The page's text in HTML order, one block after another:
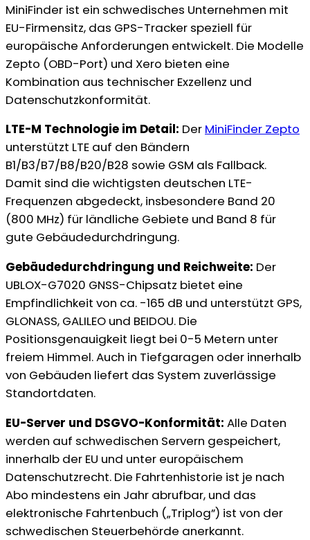
MiniFinder ist ein schwedisches Unternehmen mit
EU-Firmensitz, das GPS-Tracker speziell für
europäische Anforderungen entwickelt. Die Modelle
Zepto (OBD-Port) und Xero bieten eine
Kombination aus technischer Exzellenz und
Datenschutzkonformität.
LTE-M Technologie im Detail: Der MiniFinder Zepto
unterstützt LTE auf den Bändern
B1/B3/B7/B8/B20/B28 sowie GSM als Fallback.
Damit sind die wichtigsten deutschen LTE-
Frequenzen abgedeckt, insbesondere Band 20
(800 MHz) für ländliche Gebiete und Band 8 für
gute Gebäudedurchdringung.
Gebäudedurchdringung und Reichweite: Der
UBLOX-G7020 GNSS-Chipsatz bietet eine
Empfindlichkeit von ca. -165 dB und unterstützt GPS,
GLONASS, GALILEO und BEIDOU. Die
Positionsgenauigkeit liegt bei 0-5 Metern unter
freiem Himmel. Auch in Tiefgaragen oder innerhalb
von Gebäuden liefert das System zuverlässige
Standortdaten.
EU-Server und DSGVO-Konformität: Alle Daten
werden auf schwedischen Servern gespeichert,
innerhalb der EU und unter europäischem
Datenschutzrecht. Die Fahrtenhistorie ist je nach
Abo mindestens ein Jahr abrufbar, und das
elektronische Fahrtenbuch („Triplog”) ist von der
schwedischen Steuerbehörde anerkannt.